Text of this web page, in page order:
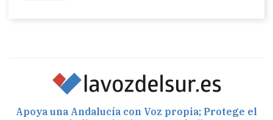
Apoya una Andalucía con Voz propia; Protege el